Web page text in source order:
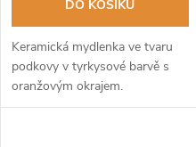
DO KOŠÍKU
Keramická mydlenka ve tvaru
podkovy v tyrkysové barvě s
oranžovým okrajem.